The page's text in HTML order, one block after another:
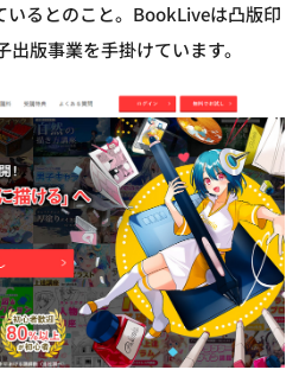
いるとのこと。BookLiveは凸版印
版事業を手掛けています。